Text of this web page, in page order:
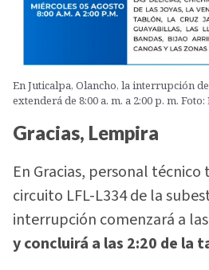
En Juticalpa, Olancho, la interrupción
extenderá de 8:00 a. m. a 2:00 p. m. Foto:
Gracias, Lempira
En Gracias, personal
circuito LFL-L334 de la
interrupción comenzará a las
y concluirá a las 2:20 de la